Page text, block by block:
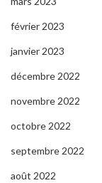
février 2023
janvier 2023
décembre 2022
novembre 2022
octobre 2022
septembre 2022
août 2022